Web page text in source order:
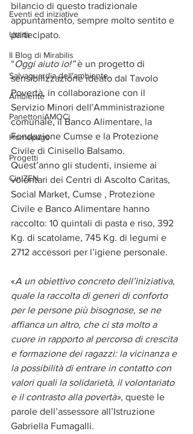
Eventi ed iniziative
Utilità
Il Blog di Mirabilis
Salvaguardia dell'ambiente
Ambiente
PanettoniAMOCi
Homepage
Progetti
CiniZEN
bilancio di questo tradizionale
appuntamento, sempre molto sentito e
partecipato.
“Oggi aiuto io!” è un progetto di
sensibilizzazione ideato dal Tavolo
Povertà, in collaborazione con il
Servizio Minori dell'Amministrazione
comunale, il Banco Alimentare, la
Fondazione Cumse e la Protezione
Civile di Cinisello Balsamo.
Quest’anno gli studenti, insieme ai
volontari dei Centri di Ascolto Caritas,
Social Market, Cumse , Protezione
Civile e Banco Alimentare hanno
raccolto: 10 quintali di pasta e riso, 392
Kg. di scatolame, 745 Kg. di legumi e
2712 accessori per l’igiene personale.
«A un obiettivo concreto dell’iniziativa,
quale la raccolta di generi di conforto
per le persone più bisognose, se ne
affianca un altro, che ci sta molto a
cuore in rapporto al percorso di crescita
e formazione dei ragazzi: la vicinanza e
la possibilità di entrare in contatto con
valori quali la solidarietà, il volontariato
e il contrasto alla povertà», queste le
parole dell’assessore all’Istruzione
Gabriella Fumagalli.